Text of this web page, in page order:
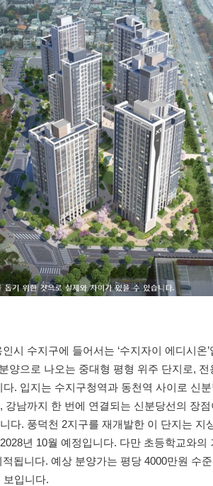
시 수지구에 들어서는 ‘수지자이 에디시온
양으로 나오는 중대형 평형 위주 단지로, 전
. 입지는 수지구청역과 동천역 사이로 신
강남까지 한 번에 연결되는 신분당선의 장
다. 풍덕천 2지구를 재개발한 이 단지는 지
년 10월 예정입니다. 다만 초등학교와의
됩니다. 예상 분양가는 평당 4000만원 수
보입니다.